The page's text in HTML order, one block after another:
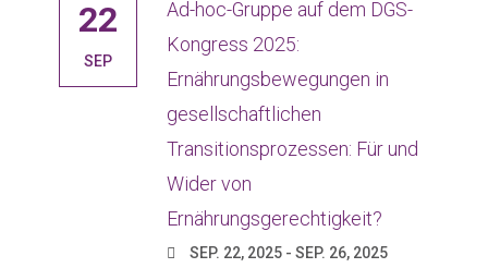
22
SEP
Ad-hoc-Gruppe auf dem DGS-
Kongress 2025:
Ernährungsbewegungen in
gesellschaftlichen
Transitionsprozessen: Für und
Wider von
Ernährungsgerechtigkeit?
SEP. 22, 2025 - SEP. 26, 2025